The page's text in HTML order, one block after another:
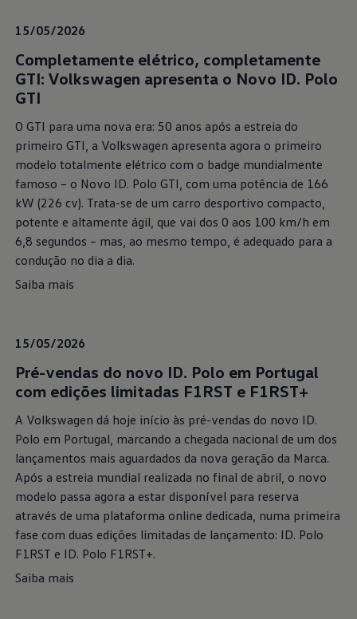
15/05/2026
Completamente elétrico, completamente
GTI: Volkswagen apresenta o Novo ID. Polo
GTI
O GTI para uma nova era: 50 anos após a estreia do
primeiro GTI, a Volkswagen apresenta agora o primeiro
modelo totalmente elétrico com o badge mundialmente
famoso – o Novo ID. Polo GTI, com uma potência de 166
kW (226 cv). Trata-se de um carro desportivo compacto,
potente e altamente ágil, que vai dos 0 aos 100 km/h em
6,8 segundos – mas, ao mesmo tempo, é adequado para a
condução no dia a dia.
Saiba mais
15/05/2026
Pré-vendas do novo ID. Polo em Portugal
com edições limitadas F1RST e F1RST+
A Volkswagen dá hoje início às pré-vendas do novo ID.
Polo em Portugal, marcando a chegada nacional de um dos
lançamentos mais aguardados da nova geração da Marca.
Após a estreia mundial realizada no final de abril, o novo
modelo passa agora a estar disponível para reserva
através de uma plataforma online dedicada, numa primeira
fase com duas edições limitadas de lançamento: ID. Polo
F1RST e ID. Polo F1RST+.
Saiba mais